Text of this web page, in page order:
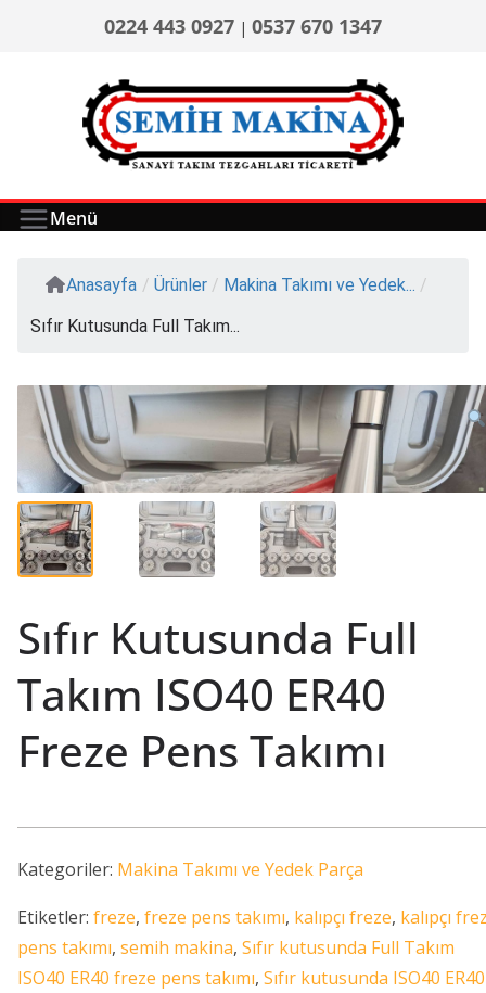
0224 443 0927 | 0537 670 1347
Menü
Anasayfa / Ürünler / Makina Takımı ve Yedek... /
Sıfır Kutusunda Full Takım...
Sıfır Kutusunda Full
Takım ISO40 ER40
Freze Pens Takımı
Kategoriler: Makina Takımı ve Yedek Parça
Etiketler: freze, freze pens takımı, kalıpçı freze, kalıpçı
pens takımı, semih makina, Sıfır kutusunda Full Takım
ISO40 ER40 freze pens takımı, Sıfır kutusunda ISO40 ER40